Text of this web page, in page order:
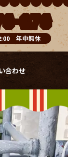
976
年中無休
合わせ